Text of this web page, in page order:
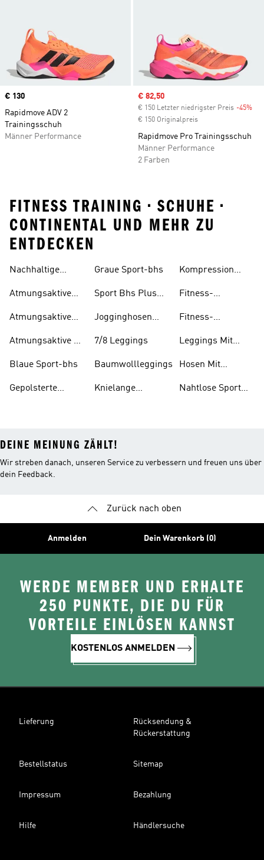
Price
€ 130
Rapidmove ADV 2
Trainingsschuh
Männer Performance
Sale price
€ 82,50
€ 150 Letzter niedrigster Preis -45%
€ 150 Originalpreis
Rapidmove Pro Trainingsschuh
Männer Performance
2 Farben
FITNESS TRAINING • SCHUHE •
CONTINENTAL UND MEHR ZU
ENTDECKEN
Nachhaltige
Atmungsaktive
Atmungsaktive
Atmungsaktive T-
Blaue Sport-bhs
Gepolsterte
Graue Sport-bhs
Sport Bhs Plus
Jogginghosen
7/8 Leggings
Baumwollleggings
Knielange
Kompression
Fitness-
Mädchen
Fitness-
Mädchen
Leggings Mit
Hosen Mit
Nahtlose Sport
DEINE MEINUNG ZÄHLT!
Wir streben danach, unseren Service zu verbessern und freuen uns über
dein Feedback.
Zurück nach oben
Anmelden Dein Warenkorb (0)
WERDE MEMBER UND ERHALTE
250 PUNKTE, DIE DU FÜR
VORTEILE EINLÖSEN KANNST
KOSTENLOS ANMELDEN
Lieferung
Rücksendung &
Rückerstattung
Bestellstatus Sitemap
Impressum Bezahlung
Hilfe Händlersuche